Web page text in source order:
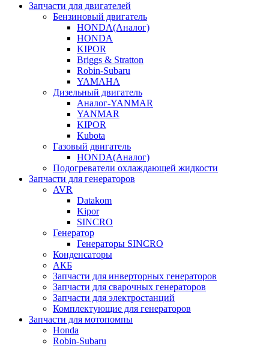
Запчасти для двигателей
Бензиновый двигатель
HONDA(Aналог)
HONDA
KIPOR
Briggs & Stratton
Robin-Subaru
YAMAHA
Дизельный двигатель
Аналог-YANMAR
YANMAR
KIPOR
Kubota
Газовый двигатель
HONDA(Aналог)
Подогреватели охлаждающей жидкости
Запчасти для генераторов
AVR
Datakom
Kipor
SINCRO
Генератор
Генераторы SINCRO
Конденсаторы
АКБ
Запчасти для инверторных генераторов
Запчасти для сварочных генераторов
Запчасти для электростанций
Комплектующие для генераторов
Запчасти для мотопомпы
Honda
Robin-Subaru